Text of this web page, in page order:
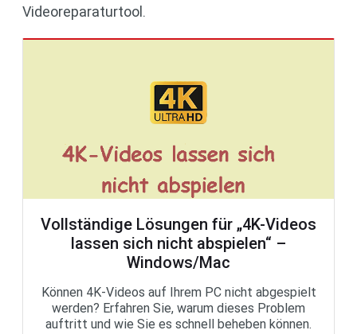
Videoreparaturtool.
Vollständige Lösungen für „4K-Videos
lassen sich nicht abspielen“ –
Windows/Mac
Können 4K-Videos auf Ihrem PC nicht abgespielt
werden? Erfahren Sie, warum dieses Problem
auftritt und wie Sie es schnell beheben können.